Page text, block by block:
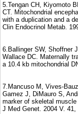
5.Tengan CH, Kiyomoto
CT. Mitochondrial
with a duplication and a
Clin Endocrinol Metab.
6.Ballinger SW, Shoffner
Wallace DC. Maternally
a 10.4 kb mitochondrial
7.Mancuso M, Vives-
Gamez J, DiMauro S,
marker of skeletal
J Med Genet. 2004 V.